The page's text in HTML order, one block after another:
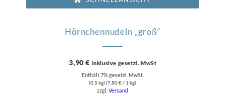
Hörnchennudeln „groß“
3,90€ inklusive gesetzl. MwSt
Enthält 7% gesetzl. MwSt.
(0,5 kg) (7,80€/ 1 kg)
zzgl.Versand